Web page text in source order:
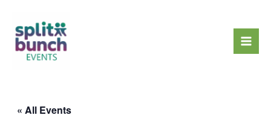
content
« All Events